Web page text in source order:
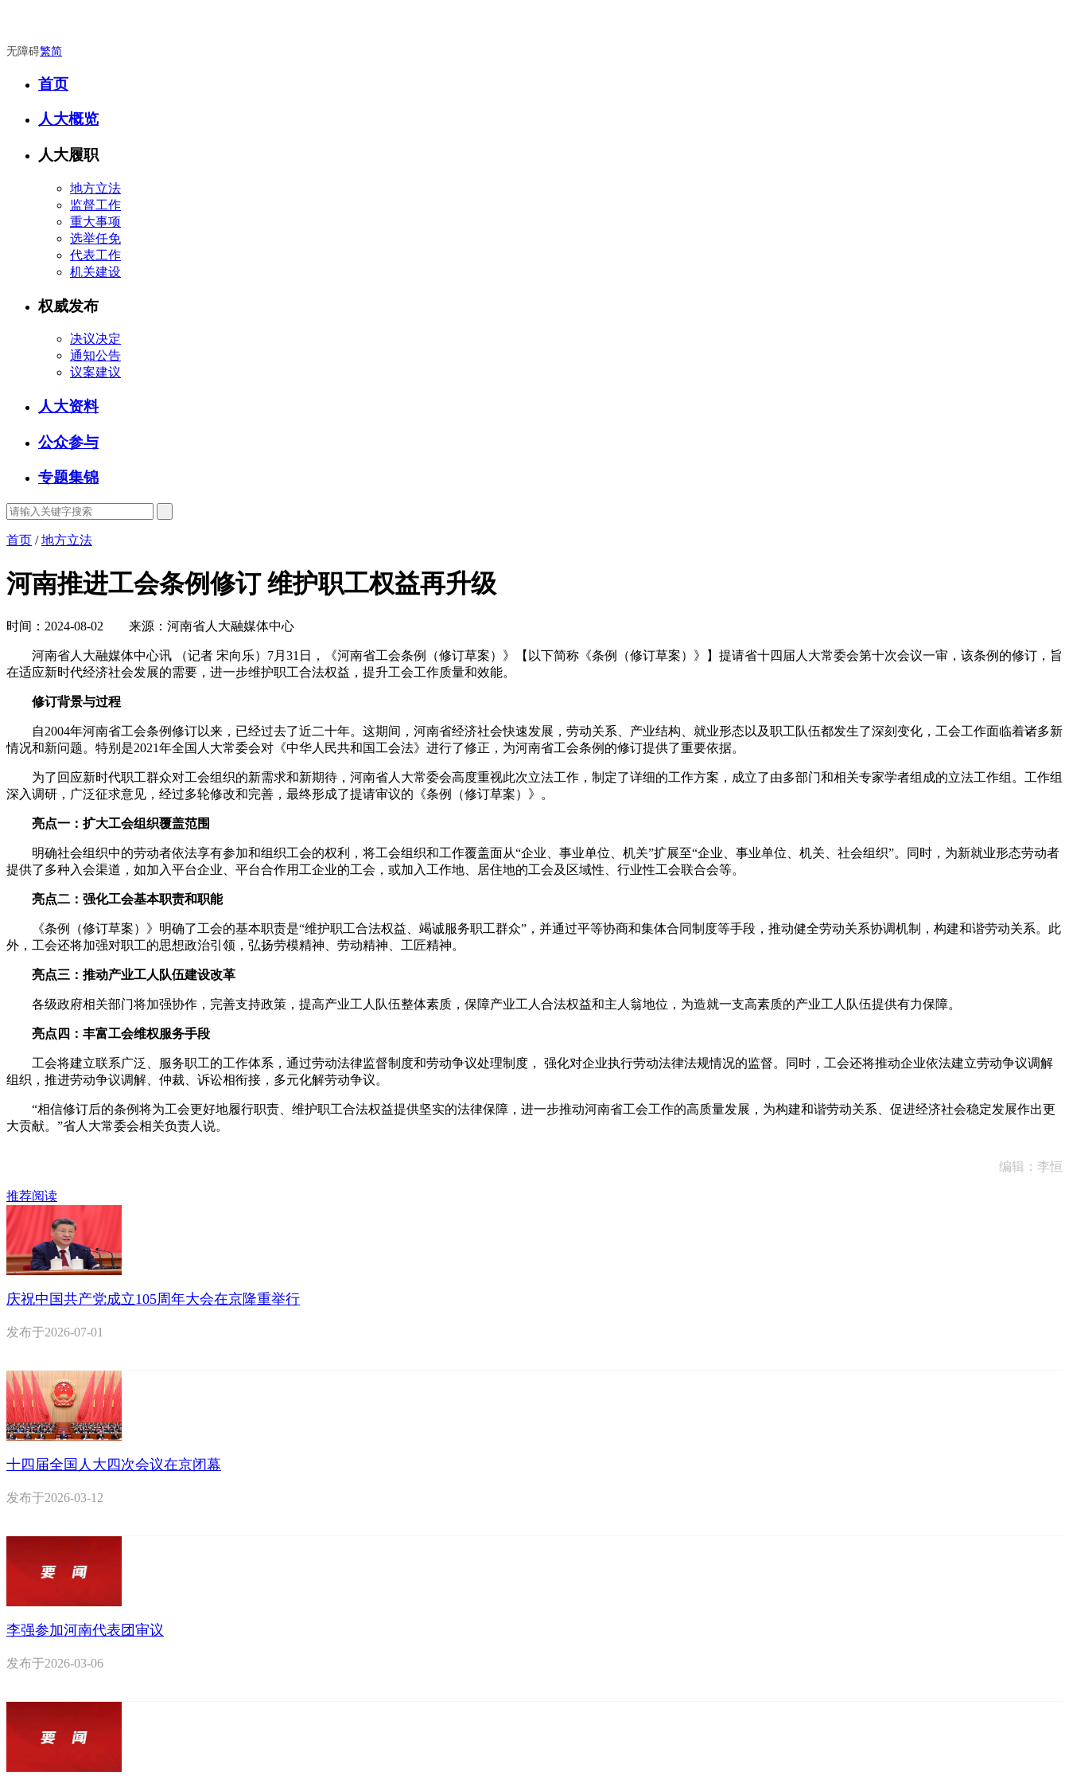
无障碍繁简
首页
人大概览
人大履职
地方立法
监督工作
重大事项
选举任免
代表工作
机关建设
权威发布
决议决定
通知公告
议案建议
人大资料
公众参与
专题集锦
首页 /地方立法
河南推进工会条例修订 维护职工权益再升级
时间：2024-08-02 来源：河南省人大融媒体中心
河南省人大融媒体中心讯 （记者 宋向乐）7月31日，《河南省工会条例（修订草案）》【以下简称《条例（修订草案）》】提请省十四届人大常委会第十次会议一审，该条例的修订，旨
在适应新时代经济社会发展的需要，进一步维护职工合法权益，提升工会工作质量和效能。
修订背景与过程
自2004年河南省工会条例修订以来，已经过去了近二十年。这期间，河南省经济社会快速发展，劳动关系、产业结构、就业形态以及职工队伍都发生了深刻变化，工会工作面临着诸多新
情况和新问题。特别是2021年全国人大常委会对《中华人民共和国工会法》进行了修正，为河南省工会条例的修订提供了重要依据。
为了回应新时代职工群众对工会组织的新需求和新期待，河南省人大常委会高度重视此次立法工作，制定了详细的工作方案，成立了由多部门和相关专家学者组成的立法工作组。工作组
深入调研，广泛征求意见，经过多轮修改和完善，最终形成了提请审议的《条例（修订草案）》。
亮点一：扩大工会组织覆盖范围
明确社会组织中的劳动者依法享有参加和组织工会的权利，将工会组织和工作覆盖面从“企业、事业单位、机关”扩展至“企业、事业单位、机关、社会组织”。同时，为新就业形态劳动者
提供了多种入会渠道，如加入平台企业、平台合作用工企业的工会，或加入工作地、居住地的工会及区域性、行业性工会联合会等。
亮点二：强化工会基本职责和职能
《条例（修订草案）》明确了工会的基本职责是“维护职工合法权益、竭诚服务职工群众”，并通过平等协商和集体合同制度等手段，推动健全劳动关系协调机制，构建和谐劳动关系。此
外，工会还将加强对职工的思想政治引领，弘扬劳模精神、劳动精神、工匠精神。
亮点三：推动产业工人队伍建设改革
各级政府相关部门将加强协作，完善支持政策，提高产业工人队伍整体素质，保障产业工人合法权益和主人翁地位，为造就一支高素质的产业工人队伍提供有力保障。
亮点四：丰富工会维权服务手段
工会将建立联系广泛、服务职工的工作体系，通过劳动法律监督制度和劳动争议处理制度， 强化对企业执行劳动法律法规情况的监督。同时，工会还将推动企业依法建立劳动争议调解
组织，推进劳动争议调解、仲裁、诉讼相衔接，多元化解劳动争议。
“相信修订后的条例将为工会更好地履行职责、维护职工合法权益提供坚实的法律保障，进一步推动河南省工会工作的高质量发展，为构建和谐劳动关系、促进经济社会稳定发展作出更
大贡献。”省人大常委会相关负责人说。
编辑：李恒
推荐阅读
庆祝中国共产党成立105周年大会在京隆重举行
发布于2026-07-01
十四届全国人大四次会议在京闭幕
发布于2026-03-12
李强参加河南代表团审议
发布于2026-03-06